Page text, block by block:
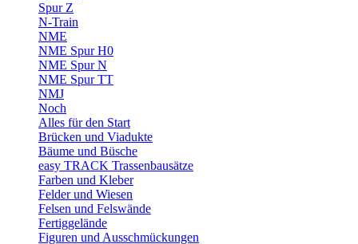
Spur Z
N-Train
NME
NME Spur H0
NME Spur N
NME Spur TT
NMJ
Noch
Alles für den Start
Brücken und Viadukte
Bäume und Büsche
easy TRACK Trassenbausätze
Farben und Kleber
Felder und Wiesen
Felsen und Felswände
Fertiggelände
Figuren und Ausschmückungen